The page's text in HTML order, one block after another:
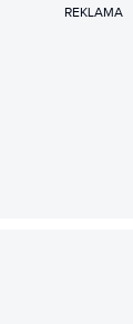
REKLAMA